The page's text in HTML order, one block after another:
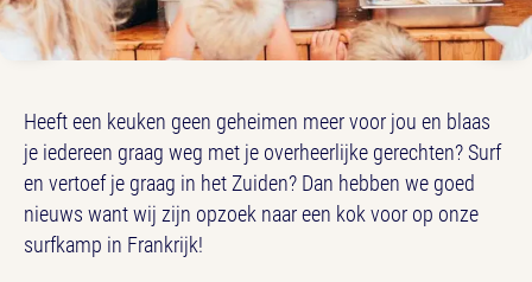
Heeft een keuken geen geheimen meer voor jou en blaas
je iedereen graag weg met je overheerlijke gerechten? Surf
en vertoef je graag in het Zuiden? Dan hebben we goed
nieuws want wij zijn opzoek naar een kok voor op onze
surfkamp in Frankrijk!